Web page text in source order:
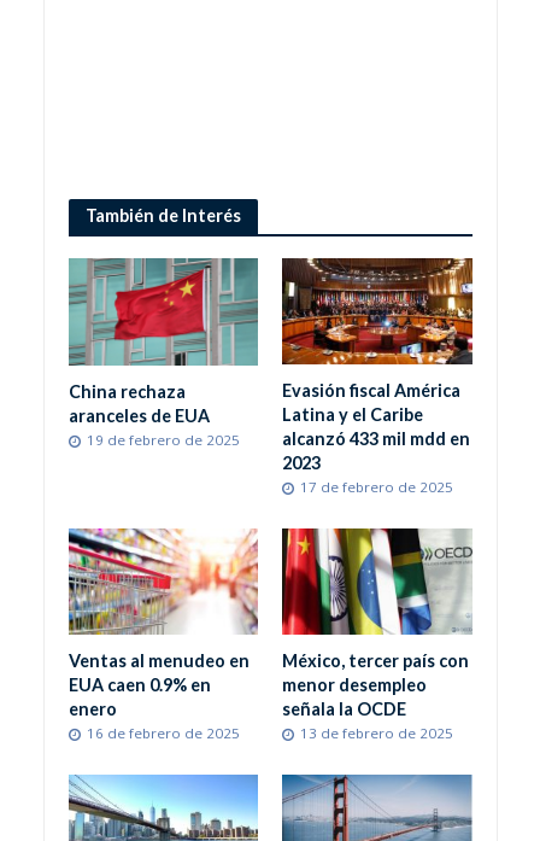
También de Interés
China rechaza
aranceles de EUA
19 de febrero de 2025
Evasión fiscal América
Latina y el Caribe
alcanzó 433 mil mdd en
2023
17 de febrero de 2025
Ventas al menudeo en
EUA caen 0.9% en
enero
16 de febrero de 2025
México, tercer país con
menor desempleo
señala la OCDE
13 de febrero de 2025